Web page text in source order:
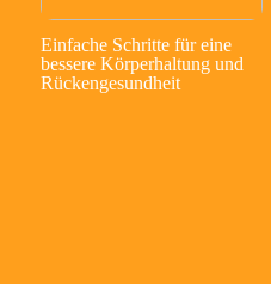
Einfache Schritte für eine
bessere Körperhaltung und
Rückengesundheit